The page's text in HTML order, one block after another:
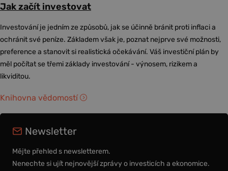
Jak začít investovat
Investování je jedním ze způsobů, jak se účinně bránit proti inflaci a
ochránit své peníze. Základem však je, poznat nejprve své možnosti,
preference a stanovit si realistická očekávání. Váš investiční plán by
měl počítat se třemi základy investování - výnosem, rizikem a
likviditou.
Knihovna vědomostí
Newsletter
Mějte přehled s newsletterem.
Nenechte si ujít nejnovější zprávy o investicích a ekonomice.